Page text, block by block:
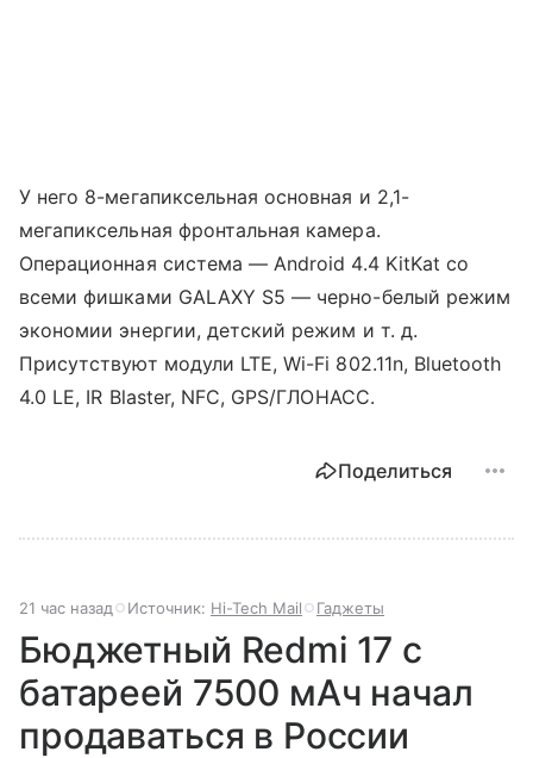
У него 8-мегапиксельная основная и 2,1-
мегапиксельная фронтальная камера.
Операционная система — Android 4.4 KitKat со
всеми фишками GALAXY S5 — черно-белый режим
экономии энергии, детский режим и т. д.
Присутствуют модули LTE, Wi-Fi 802.11n, Bluetooth
4.0 LE, IR Blaster, NFC, GPS/ГЛОНАСС.
Поделиться
21 час назад Источник: Hi-Tech Mail Гаджеты
Бюджетный Redmi 17 с
батареей 7500 мАч начал
продаваться в России